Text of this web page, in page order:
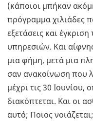
(κάποιοι μπήκαν
πρόγραμμα χιλιάδες
εξετάσεις και
υπηρεσιών. Και
μια φήμη, μετά μια
σαν ανακοίνωση που
μέχρι τις 30
διακόπτεται. Και οι
αυτό; Ποιος νοιάζεται;